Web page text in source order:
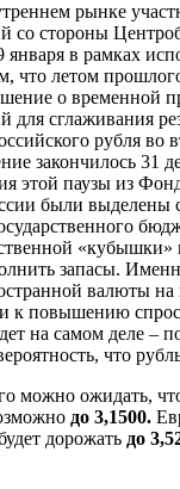
рынке
со стороны
января в рамках
что летом
о временной
сглаживания
рубля во
закончилось 31
этой паузы из
были выделены
«кубышки»
запасы.
валюты на
к повышению
на самом деле –
что
можно ожидать,
до 3,1500.
дорожать до